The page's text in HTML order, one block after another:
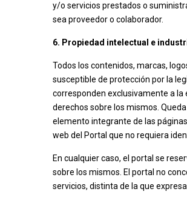
y/o servicios prestados o
sea proveedor o colaborador.
6. Propiedad intelectual e
Todos los contenidos, marcas,
susceptible de protección por la
corresponden exclusivamente a
derechos sobre los mismos.
elemento integrante de las
web del Portal que no requiera
En cualquier caso, el portal se
sobre los mismos. El portal no
servicios, distinta de la que